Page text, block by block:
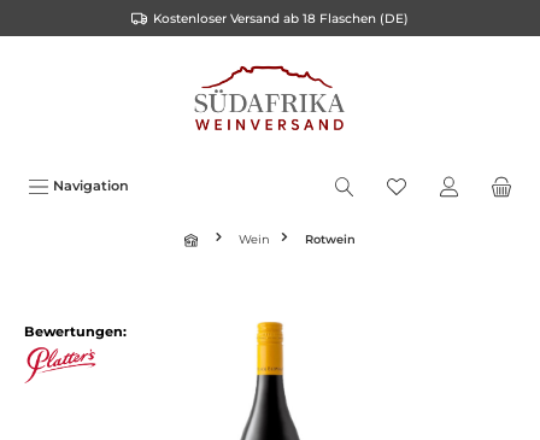
Kostenloser Versand ab 18 Flaschen (DE)
Navigation
Wein Rotwein
Bewertungen: